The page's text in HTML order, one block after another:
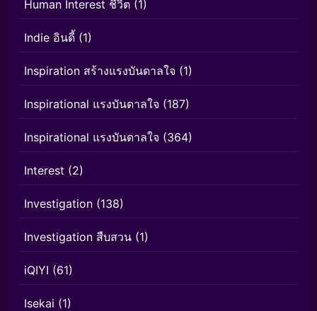
Human Interest ชีวิต (1)
Indie อินดี้ (1)
Inspiration สร้างแรงบันดาลใจ (1)
Inspirational แรงบันดาลใจ (187)
Inspirational แรงบันดาลใจ (364)
Interest (2)
Investigation (138)
Investigation สืบสวน (1)
iQIYI (61)
Isekai (1)